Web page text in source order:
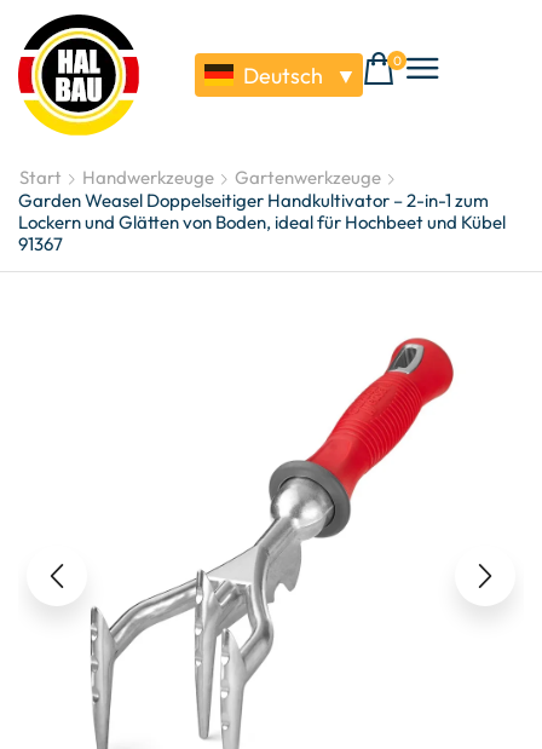
Deutsch ▼
0
Start Handwerkzeuge
Gartenwerkzeuge
Garden Weasel Doppelseitiger Handkultivator – 2-in-1 zum
Lockern und Glätten von Boden, ideal für Hochbeet und Kübel
91367